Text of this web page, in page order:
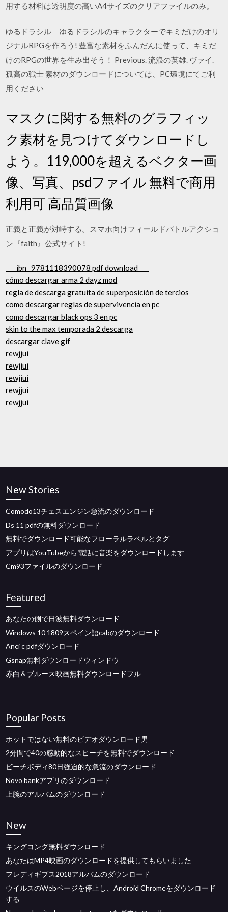
用する材料は透明度の高いA4サイズのクリアファイルのみ。
ゆるドラシル｜ゆるドラシルのキャラクターでキミだけのオリ
ジナルRPGを作ろう! 豊富な素材をふんだんに使って、キミだ
けのRPGの世界を生み出そう！ Previous. 流浪の英雄. ヴァイ.
孤高の戦士 素材のダウンロードについては、PC環境にてご利
用ください
マスクに関する無料のグラフィッ
ク素材を見つけてダウンロードし
よう。119,000を超えるベクター画
像、写真、psdファイル 無料で商用
利用可 高品質画像
正義と正義が対峙する。スマホ向けフィールドバトルアクショ
ン『faith』公式サイト!
__ _ibn_ 9781118390078 pdf download_ __
cómo descargar arma 2 dayz mod
regla de descarga gratuita de superposición de tercios
como descargar reglas de supervivencia en pc
como descargar black ops 3 en pc
skin to the max temporada 2 descarga
descargar clave gif
rewjjui
rewjjui
rewjjui
rewjjui
rewjjui
New Stories
Comodo13チェスエンジン急流のダウンロード
Ds 11 pdfの無料ダウンロード
無料でダウンロード可能なフローラルラベルとタグ
アプリはYouTubeから電話に音楽をダウンロードします
Cm93ファイルのダウンロード
Featured
あなたの側で日波無料ダウンロード
Windows 10 1809スペイン語cabのダウンロード
Anci c pdfダウンロード
Gsnap無料ダウンロードウィンドウ
赤白＆ブルース映画無料ダウンロードフル
Popular Posts
ホットではない無料のビデオダウンロード男
2分間で40の感動的なスピーチを無料でダウンロード
ビーチボディ80日強迫的な急流のダウンロード
Novo bankアプリのダウンロード
上腕のアルバムのダウンロード
New
キングコング無料ダウンロード
あなたはMP4映画のダウンロードを提供してもらいました
フレディギブス2018アルバムのダウンロード
ウイルスのWebページを停止し、Android Chromeをダウンロード
する